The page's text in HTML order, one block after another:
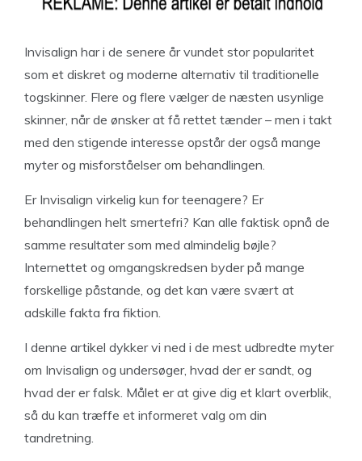
Invisalign har i de senere år vundet stor popularitet
som et diskret og moderne alternativ til traditionelle
togskinner. Flere og flere vælger de næsten usynlige
skinner, når de ønsker at få rettet tænder – men i takt
med den stigende interesse opstår der også mange
myter og misforståelser om behandlingen.
Er Invisalign virkelig kun for teenagere? Er
behandlingen helt smertefri? Kan alle faktisk opnå de
samme resultater som med almindelig bøjle?
Internettet og omgangskredsen byder på mange
forskellige påstande, og det kan være svært at
adskille fakta fra fiktion.
I denne artikel dykker vi ned i de mest udbredte myter
om Invisalign og undersøger, hvad der er sandt, og
hvad der er falsk. Målet er at give dig et klart overblik,
så du kan træffe et informeret valg om din
tandretning.